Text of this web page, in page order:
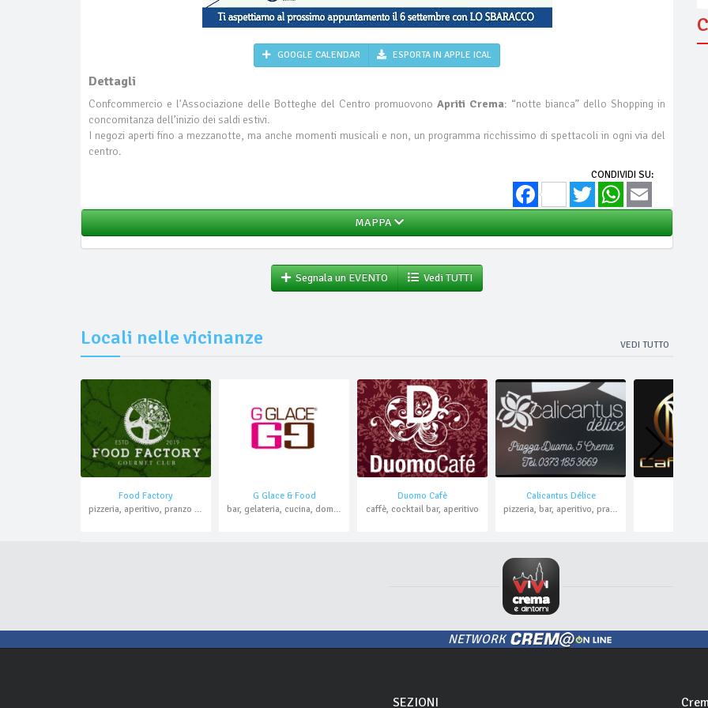
GOOGLE CALENDAR ESPORTA IN APPLE ICAL
Dettagli
Confcommercio e l'Associazione delle Botteghe del Centro promuovono Apriti Crema: “notte bianca” dello Shopping in
concomitanza dell’inizio dei saldi estivi.
I negozi aperti fino a mezzanotte, ma anche momenti musicali e non, un programma ricchissimo di spettacoli in ogni via del
centro.
CONDIVIDI SU:
FacebookTwitter WhatsApp
MAPPA
Segnala un EVENTO Vedi TUTTI
Locali nelle vicinanze VEDI TUTTO
Food Factory
pizzeria, aperitivo, pranzo di lavoro, asporto, domicilio
G Glace & Food
bar, gelateria, cucina, domicilio, asporto
Duomo Cafè
caffè, cocktail bar, aperitivo
Calicantus Délice
pizzeria, bar, aperitivo, pranzo di lavoro, asporto, domicilio
NETWORK
SEZIONI